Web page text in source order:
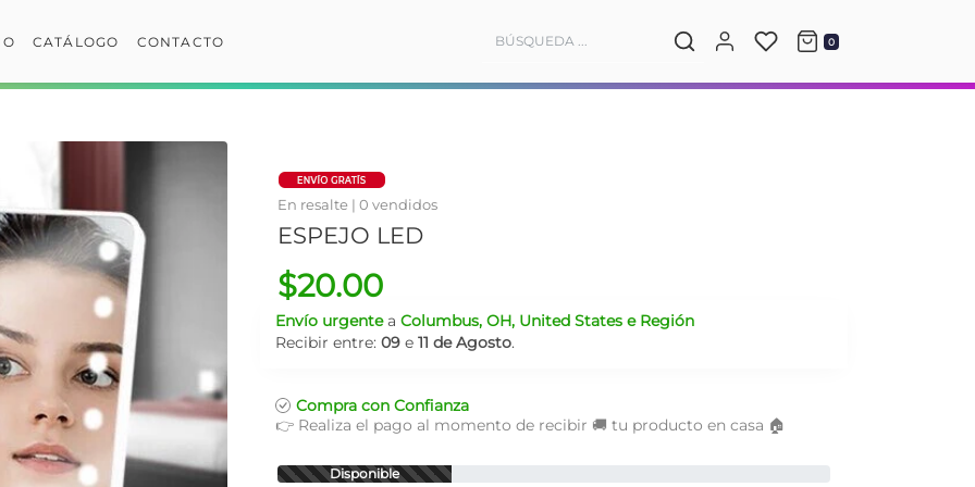
0
CATÁLOGO CONTACTO
En resalte | 0 vendidos
ESPEJO LED
$20.00
Envío urgentea Columbus, OH, United States e Región
Recibir entre: 09 e 11 de Agosto.
Compra con Confianza
👉 Realiza el pago al momento de recibir 🚚 tu producto en casa 🏠
Disponible